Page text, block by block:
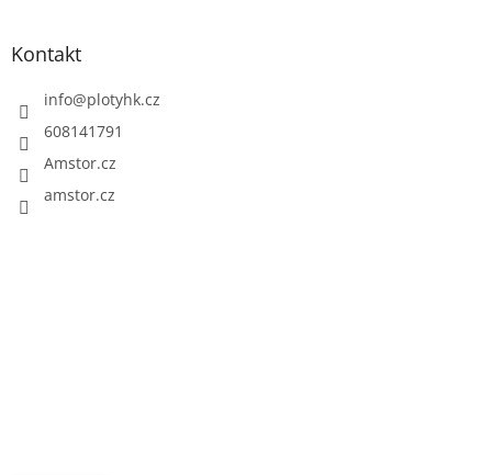
Kontakt
info@plotyhk.cz
608141791
Amstor.cz
amstor.cz